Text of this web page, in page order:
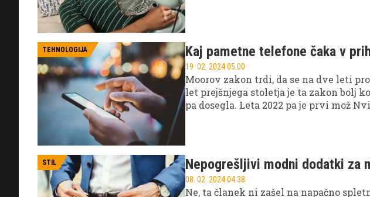
TEHNOLOGIJA Kaj pametne telefone čaka v
19. 02. 2024 05.00
Moorov zakon trdi, da se na dve leti
let prejšnjega stoletja je ta zakon bolj
pa dosegla. Leta 2022 pa je prvi mož
to pomeni za nas, navadne potrošnike?
STIL Nepogrešljivi modni dodatki za
08. 02. 2024 04.38
Ne, ta članek ni zašel na napačno